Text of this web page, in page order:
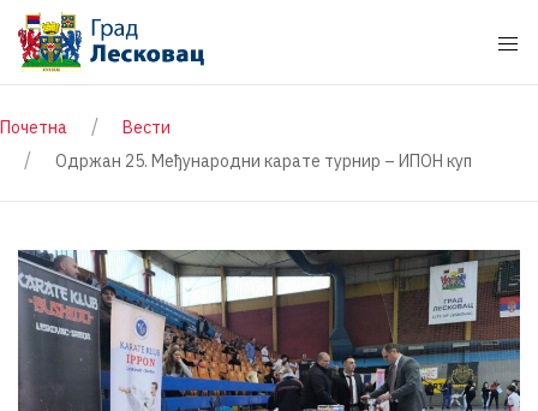
Почетна
Вести
Одржан 25. Mеђународни карате турнир – ИПОН куп